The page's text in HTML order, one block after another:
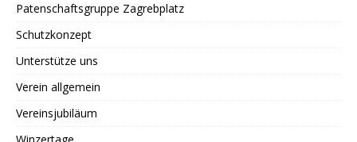
Patenschaftsgruppe Zagrebplatz
Schutzkonzept
Unterstütze uns
Verein allgemein
Vereinsjubiläum